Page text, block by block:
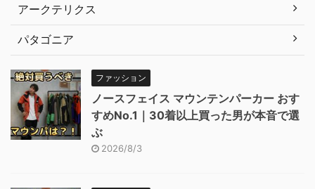
アークテリクス
パタゴニア
ファッション
ノースフェイス マウンテンパーカー おす
すめNo.1｜30着以上買った男が本音で選
ぶ
2026/8/3